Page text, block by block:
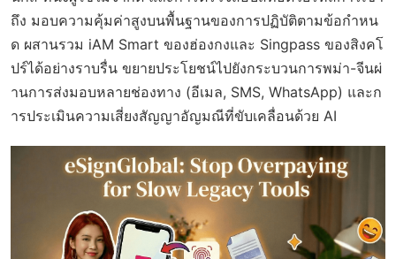
ถึง มอบความคุ้มค่าสูงบนพื้นฐานของการปฏิบัติตามข้อกำหน
ด ผสานรวม iAM Smart ของฮ่องกงและ Singpass ของสิงคโ
ปร์ได้อย่างราบรื่น ขยายประโยชน์ไปยังกระบวนการพม่า-จีนผ่
านการส่งมอบหลายช่องทาง (อีเมล, SMS, WhatsApp) และก
ารประเมินความเสี่ยงสัญญาอัญมณีที่ขับเคลื่อนด้วย AI